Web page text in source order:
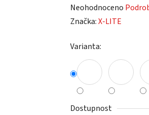
Průměrné
hodnocení
je
0,0
z
hvězdiček.
Neohodnoceno
Značka:X-LITE
Varianta:
Dostupnost